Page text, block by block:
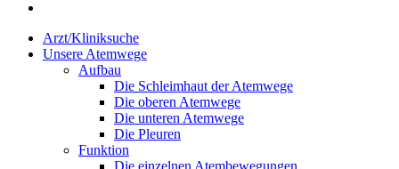
Arzt/Kliniksuche
Unsere Atemwege
Aufbau
Die Schleimhaut der Atemwege
Die oberen Atemwege
Die unteren Atemwege
Die Pleuren
Funktion
Die einzelnen Atembewegungen